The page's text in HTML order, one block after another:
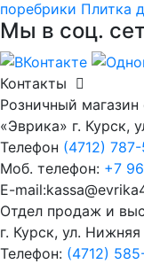
поребрики Плитка
Мы в соц.
Контакты
Розничный
«Эврика» г. Курск,
Телефон (4712)
Моб. телефон: +7
E-
Отдел продаж и
г. Курск, ул.
Телефон: (4712)